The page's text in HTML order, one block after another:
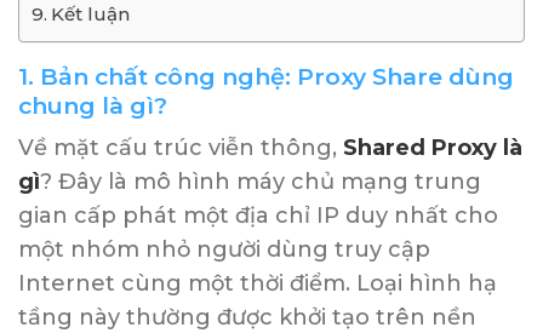
Kết luận
1. Bản chất công nghệ: Proxy Share dùng
chung là gì?
Về mặt cấu trúc viễn thông, Shared Proxy là
gì? Đây là mô hình máy chủ mạng trung
gian cấp phát một địa chỉ IP duy nhất cho
một nhóm nhỏ người dùng truy cập
Internet cùng một thời điểm. Loại hình hạ
tầng này thường được khởi tạo trên nền